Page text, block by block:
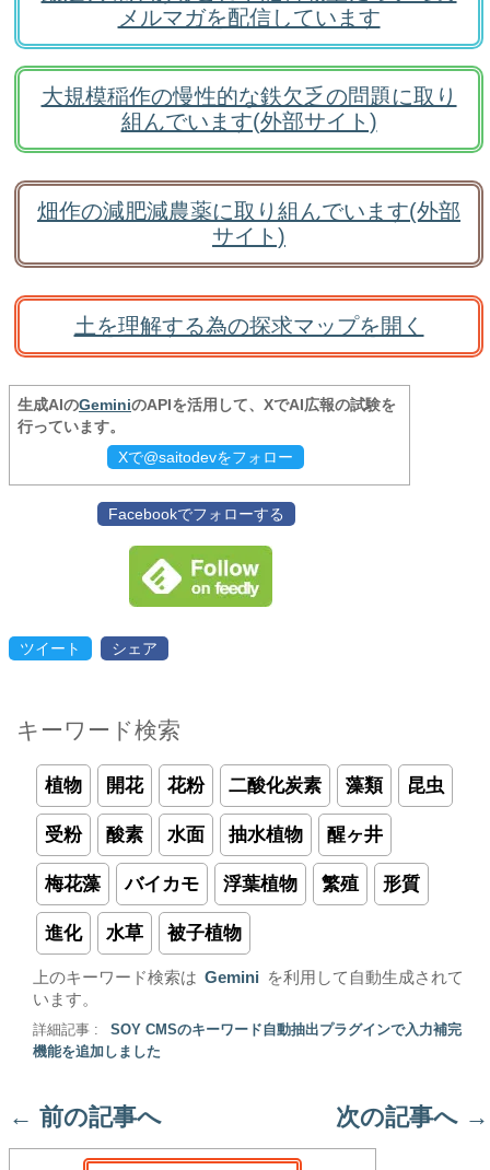
メルマガを配信しています
大規模稲作の慢性的な鉄欠乏の問題に取り
組んでいます(外部サイト)
畑作の減肥減農薬に取り組んでいます(外部
サイト)
土を理解する為の探求マップを開く
生成AIのGeminiのAPIを活用して、XでAI広報の試験を
行っています。
Xで@saitodevをフォロー
Facebookでフォローする
ツイート シェア
キーワード検索
植物 開花 花粉 二酸化炭素 藻類 昆虫
受粉 酸素 水面 抽水植物 醒ヶ井
梅花藻 バイカモ 浮葉植物 繁殖 形質
進化 水草 被子植物
上のキーワード検索は Gemini
を利用して自動生成されて
います。
詳細記事 :
SOY CMSのキーワード自動抽出プラグインで入力補完
機能を追加しました
← 前の記事へ 次の記事へ →